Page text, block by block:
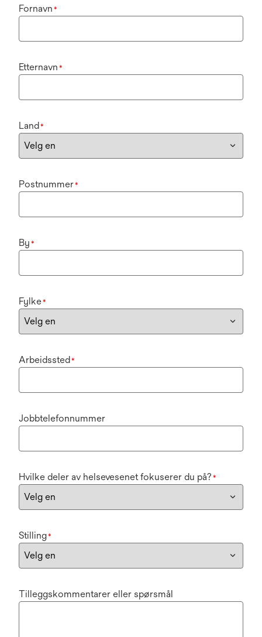
Fornavn *
Etternavn *
Land*
Postnummer*
By *
Fylke*
Arbeidssted*
Jobbtelefonnummer
Hvilke deler av helsevesenet fokuserer du på? *
Stilling*
Tilleggskommentarer eller spørsmål